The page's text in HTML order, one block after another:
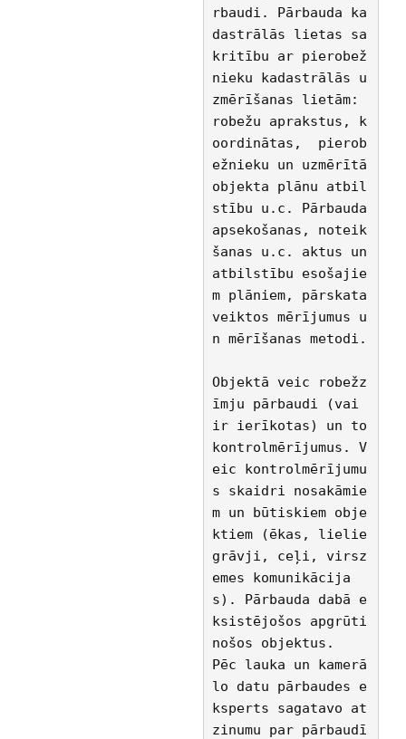
rbaudi. Pārbauda ka
dastrālās lietas sa
kritību ar pierobež
nieku kadastrālās u
zmērīšanas lietām:
robežu aprakstus, k
oordinātas,  pierob
ežnieku un uzmērītā
objekta plānu atbil
stību u.c. Pārbauda
apsekošanas, noteik
šanas u.c. aktus un
atbilstību esošajie
m plāniem, pārskata
veiktos mērījumus u
n mērīšanas metodi.
Objektā veic robežz
īmju pārbaudi (vai
ir ierīkotas) un to
kontrolmērījumus. V
eic kontrolmērījumu
s skaidri nosakāmie
m un būtiskiem obje
ktiem (ēkas, lielie
grāvji, ceļi, virsz
emes komunikācija
s). Pārbauda dabā e
ksistējošos apgrūti
nošos objektus.
Pēc lauka un kamerā
lo datu pārbaudes e
ksperts sagatavo at
zinumu par pārbaudī